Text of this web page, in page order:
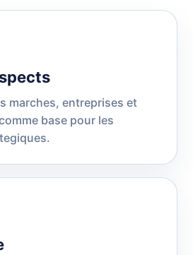
marches, entreprises et
base pour les